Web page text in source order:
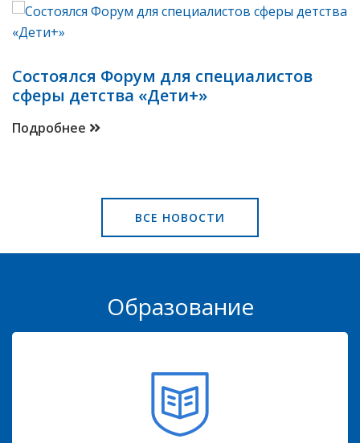
Cостоялся Форум для специалистов
сферы детства «Дети+»
Подробнее
ВСЕ НОВОСТИ
Образование